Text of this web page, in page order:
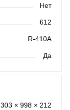
Нет
612
R-410A
Да
303 × 998 × 212